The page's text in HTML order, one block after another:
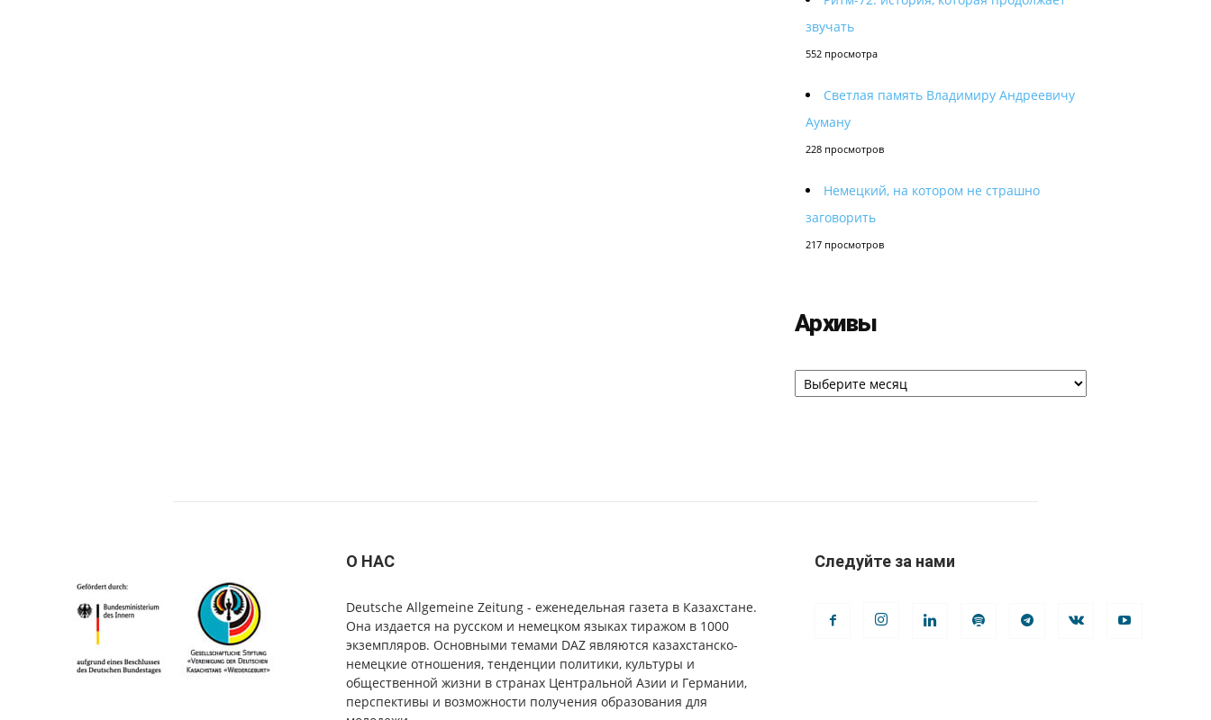
звучать
552 просмотра
Светлая память Владимиру Андреевичу
Ауману
228 просмотров
Немецкий, на котором не страшно
заговорить
217 просмотров
Архивы
Архивы
О НАС
Deutsche Allgemeine Zeitung - еженедельная газета в Казахстане.
Она издается на русском и немецком языках тиражом в 1000
экземпляров. Основными темами DAZ являются казахстанско-
немецкие отношения, тенденции политики, культуры и
общественной жизни в странах Центральной Азии и Германии,
перспективы и возможности получения образования для
Следуйте за нами